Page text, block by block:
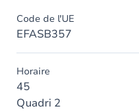
Code de l'UE
EFASB357
Horaire
45
Quadri 2